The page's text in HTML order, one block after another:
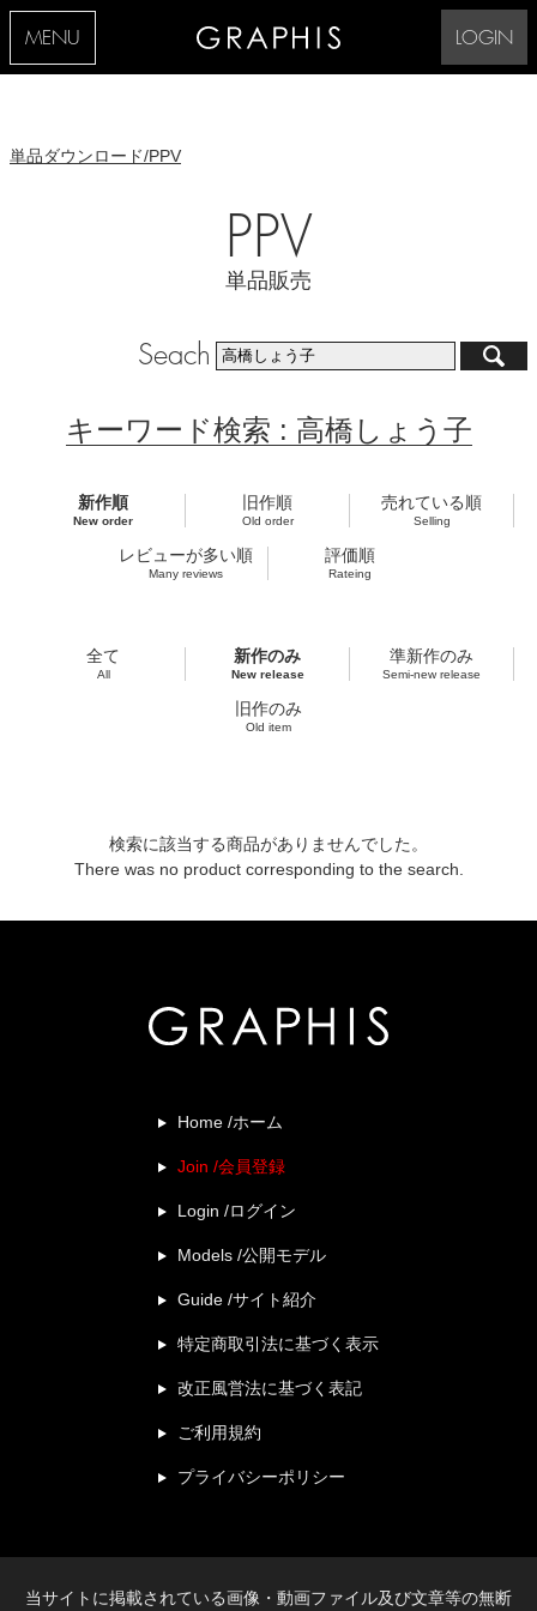
MENU LOGIN
単品ダウンロード/PPV
PPV
単品販売
Seach
キーワード検索 : 高橋しょう子
新作順
New order
旧作順
Old order
売れている順
Selling
レビューが多い順
Many reviews
評価順
Rateing
全て
All
新作のみ
New release
準新作のみ
Semi-new release
旧作のみ
Old item
検索に該当する商品がありませんでした。
There was no product corresponding to the search.
Home /ホーム
Join /会員登録
Login /ログイン
Models /公開モデル
Guide /サイト紹介
特定商取引法に基づく表示
改正風営法に基づく表記
ご利用規約
プライバシーポリシー
当サイトに掲載されている画像・動画ファイル及び文章等の無断